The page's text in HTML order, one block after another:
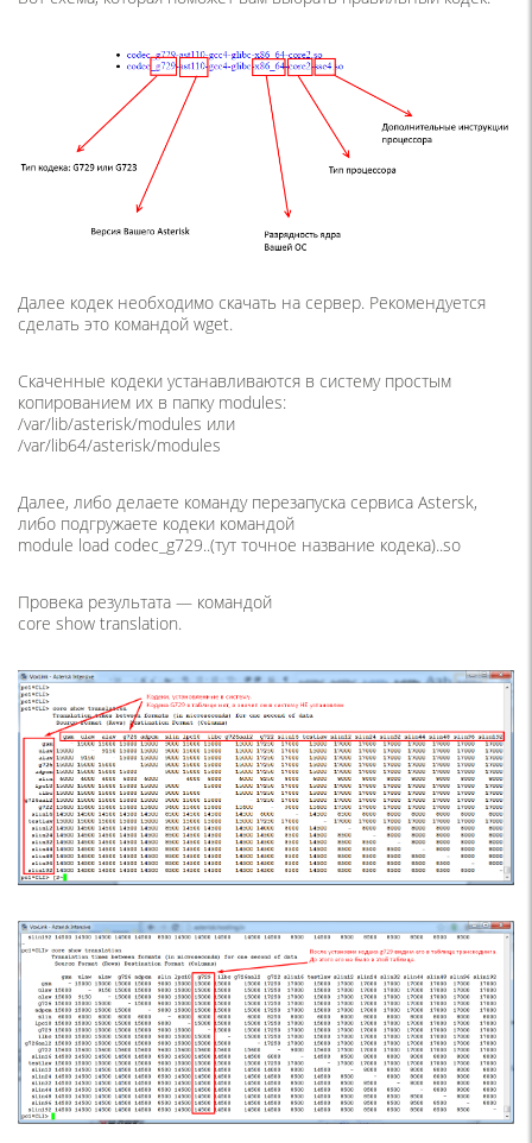
Далее кодек необходимо скачать на сервер. Рекомендуется
сделать это командой wget.
Скаченные кодеки устанавливаются в систему простым
копированием их в папку modules:
/var/lib/asterisk/modules или
/var/lib64/asterisk/modules
Далее, либо делаете команду перезапуска сервиса Astersk,
либо подгружаете кодеки командой
module load codec_g729..(тут точное название кодека)..so
Провека результата — командой
core show translation.